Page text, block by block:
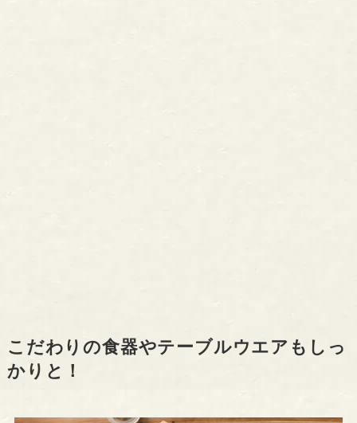
こだわりの食器やテーブルウエアもしっ
かりと！